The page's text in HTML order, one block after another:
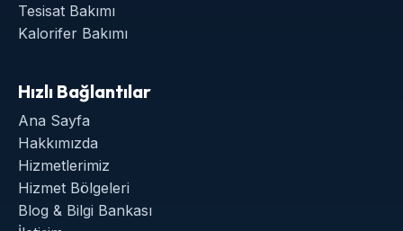
Tesisat Bakımı
Kalorifer Bakımı
Hızlı Bağlantılar
Ana Sayfa
Hakkımızda
Hizmetlerimiz
Hizmet Bölgeleri
Blog & Bilgi Bankası